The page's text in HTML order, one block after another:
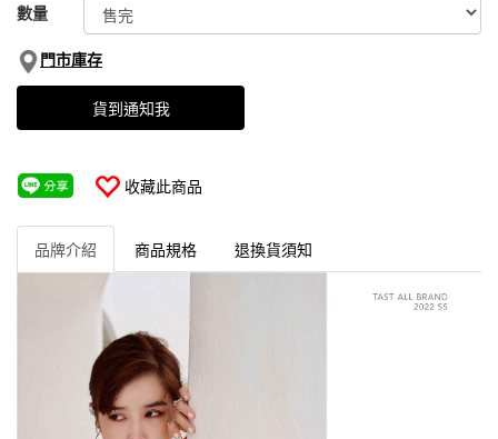
數量
門市庫存
貨到通知我
收藏此商品
品牌介紹 商品規格 退換貨須知